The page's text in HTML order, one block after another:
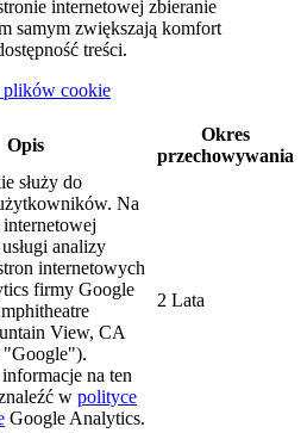
internetowej zbieranie
samym zwiększają komfort
treści.
plików cookie
Opis
Okres
przechowywania
służy do
Na
internetowej
analizy
internetowych
firmy Google
View, CA
na ten
w polityce
Google Analytics.
2 Lata